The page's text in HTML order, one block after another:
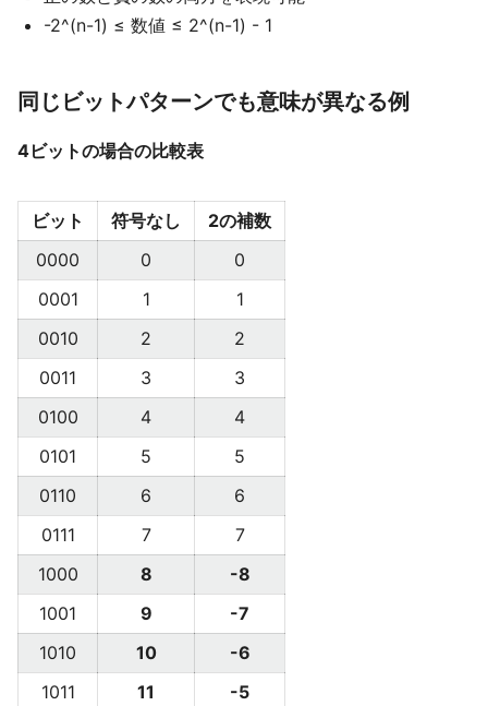
-2^(n-1) ≤ 数値 ≤ 2^(n-1) - 1
同じビットパターンでも意味が異なる例
4ビットの場合の比較表
ビット 符号なし
2の補数
0000
0
0
0001
1
1
0010
2
2
0011
3
3
0100
4
4
0101
5
5
0110
6
6
0111
7
7
1000
8
-8
1001
9
-7
1010
10
-6
1011
11 -5